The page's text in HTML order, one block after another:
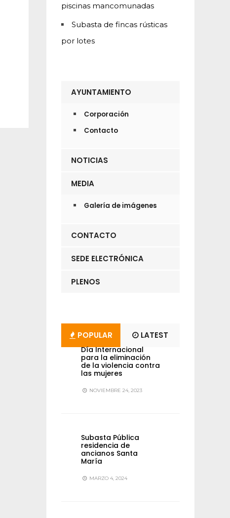
piscinas mancomunadas
Subasta de fincas rústicas
por lotes
AYUNTAMIENTO
Corporación
Contacto
NOTICIAS
MEDIA
Galería de imágenes
CONTACTO
SEDE ELECTRÓNICA
PLENOS
POPULAR LATEST
Día Internacional
para la eliminación
de la violencia contra
las mujeres
NOVIEMBRE 24, 2023
Subasta Pública
residencia de
ancianos Santa
María
MARZO 4, 2024